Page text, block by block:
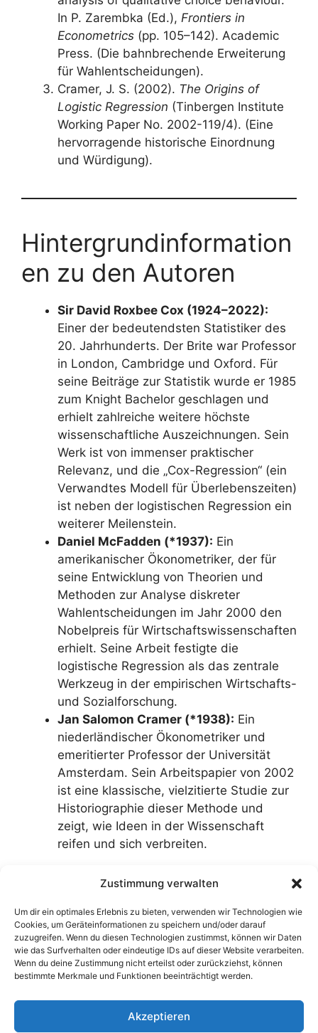
Zustimmung verwalten
Um dir ein optimales Erlebnis zu bieten, verwenden wir Technologien wie
Cookies, um Geräteinformationen zu speichern und/oder darauf
zuzugreifen. Wenn du diesen Technologien zustimmst, können wir Daten
wie das Surfverhalten oder eindeutige IDs auf dieser Website verarbeiten.
Wenn du deine Zustimmung nicht erteilst oder zurückziehst, können
bestimmte Merkmale und Funktionen beeinträchtigt werden.
Akzeptieren
In P. Zarembka (Ed.), Frontiers in
Econometrics (pp. 105–142). Academic
Press. (Die bahnbrechende Erweiterung
für Wahlentscheidungen).
Cramer, J. S. (2002). The Origins of
Logistic Regression (Tinbergen Institute
Working Paper No. 2002-119/4). (Eine
hervorragende historische Einordnung
und Würdigung).
Hintergrundinformation
en zu den Autoren
Sir David Roxbee Cox (1924–2022):
Einer der bedeutendsten Statistiker des
20. Jahrhunderts. Der Brite war Professor
in London, Cambridge und Oxford. Für
seine Beiträge zur Statistik wurde er 1985
zum Knight Bachelor geschlagen und
erhielt zahlreiche weitere höchste
wissenschaftliche Auszeichnungen. Sein
Werk ist von immenser praktischer
Relevanz, und die „Cox-Regression“ (ein
Verwandtes Modell für Überlebenszeiten)
ist neben der logistischen Regression ein
weiterer Meilenstein.
Daniel McFadden (*1937): Ein
amerikanischer Ökonometriker, der für
seine Entwicklung von Theorien und
Methoden zur Analyse diskreter
Wahlentscheidungen im Jahr 2000 den
Nobelpreis für Wirtschaftswissenschaften
erhielt. Seine Arbeit festigte die
logistische Regression als das zentrale
Werkzeug in der empirischen Wirtschafts-
und Sozialforschung.
Jan Salomon Cramer (*1938): Ein
niederländischer Ökonometriker und
emeritierter Professor der Universität
Amsterdam. Sein Arbeitspapier von 2002
ist eine klassische, vielzitierte Studie zur
Historiographie dieser Methode und
zeigt, wie Ideen in der Wissenschaft
reifen und sich verbreiten.
Disclaimer: Dieser Text ist komplett KI-generiert
(DeepSeek, 09.01.2026). Die darin enthaltenen
Angaben wurden nicht überprüft. ZumPrompt.
ZurÜbersicht .